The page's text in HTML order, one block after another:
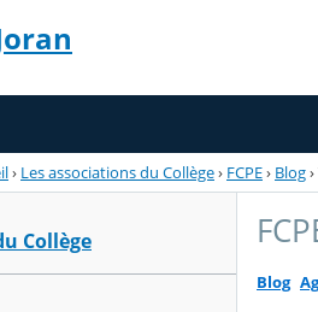
› Les associations du Collège› FCPE› Blog›
Collège
Blog